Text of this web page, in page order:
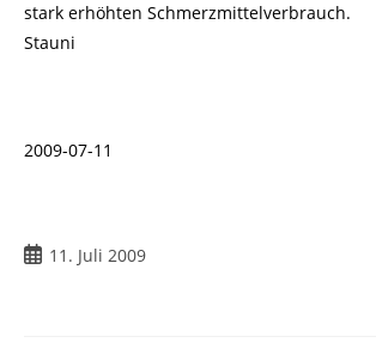
stark erhöhten Schmerzmittelverbrauch.
Stauni
2009-07-11
11. Juli 2009